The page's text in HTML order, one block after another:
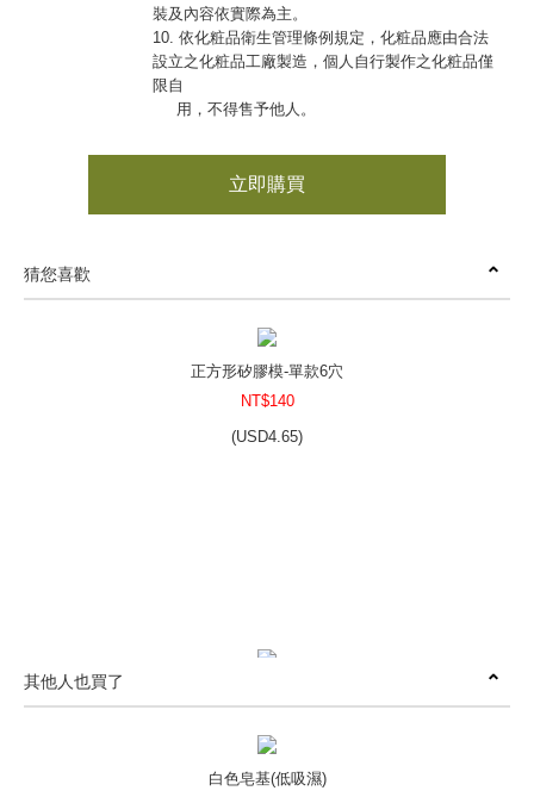
裝及內容依實際為主。
10. 依化粧品衛生管理條例規定，化粧品應由合法
設立之化粧品工廠製造，個人自行製作之化粧品僅
限自
用，不得售予他人。
立即購買
猜您喜歡
正方形矽膠模-單款6穴
NT$140
(USD4.65)
USD2.32)
其他人也買了
白色皂基(低吸濕)